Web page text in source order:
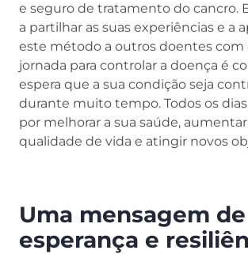
e seguro de tratamento do cancro.
a partilhar as suas experiências e a
este método a outros doentes com
jornada para controlar a doença é
espera que a sua condição seja
durante muito tempo. Todos os
por melhorar a sua saúde, aumentar
qualidade de vida e atingir novos
Uma mensagem de
esperança e